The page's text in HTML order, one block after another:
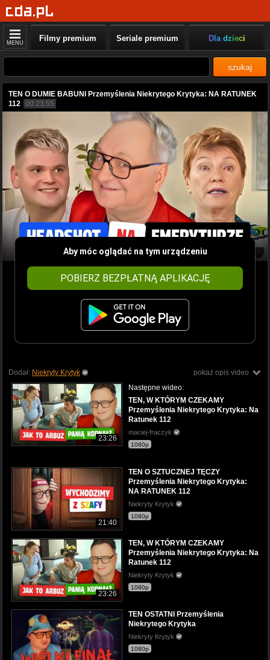
MENU Filmy premium Seriale premium Dla dzieci
szukaj
TEN O DUMIE BABUNI Przemyślenia Niekrytego Krytyka: NA RATUNEK
112 00:23:55
Aby móc oglądać na tym urządzeniu
POBIERZ BEZPŁATNĄ APLIKACJĘ
pokaż opis video
Dodał: Niekryty Krytyk
23:26
Następne wideo:
TEN, W KTÓRYM CZEKAMY
Przemyślenia Niekrytego Krytyka: Na
Ratunek 112
maciej-fraczyk
1080p
21:40
TEN O SZTUCZNEJ TĘCZY
Przemyślenia Niekrytego Krytyka:
NA RATUNEK 112
Niekryty Krytyk
1080p
23:26
TEN, W KTÓRYM CZEKAMY
Przemyślenia Niekrytego Krytyka: Na
Ratunek 112
Niekryty Krytyk
1080p
TEN OSTATNI Przemyślenia
Niekrytego Krytyka
Niekryty Krytyk
1080p